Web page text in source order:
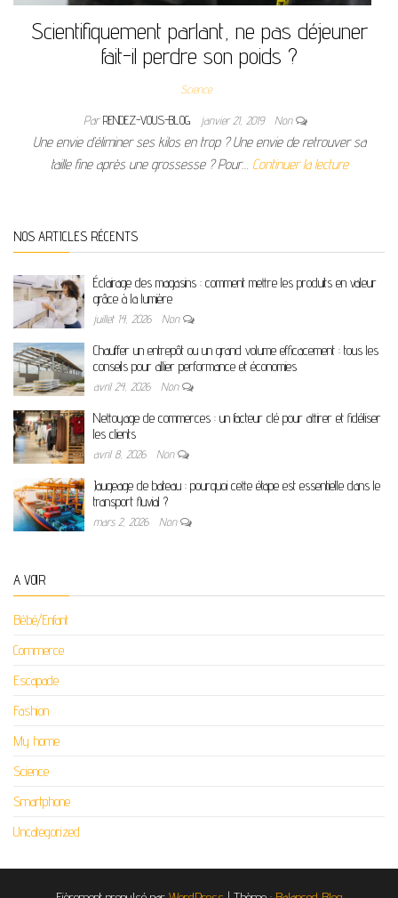
Scientifiquement parlant, ne pas déjeuner
fait-il perdre son poids ?
Science
ParRENDEZ-VOUS-BLOG janvier 21, 2019 Non
Une envie d’éliminer ses kilos en trop ? Une envie de retrouver sa
taille fine après une grossesse ? Pour… Continuer la lecture
NOS ARTICLES RÉCENTS
Éclairage des magasins : comment mettre les produits en valeur
grâce à la lumière
juillet 14, 2026 Non
Chauffer un entrepôt ou un grand volume efficacement : tous les
conseils pour allier performance et économies
avril 24, 2026 Non
Nettoyage de commerces : un facteur clé pour attirer et fidéliser
les clients
avril 8, 2026 Non
Jaugeage de bateau : pourquoi cette étape est essentielle dans le
transport fluvial ?
mars 2, 2026 Non
A VOIR
Bébé/Enfant
Commerce
Escapade
Fashion
My home
Science
Smartphone
Uncategorized